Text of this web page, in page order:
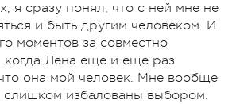
я сразу понял, что с ней мне не
и быть другим человеком. И
моментов за совместно
Лена еще и еще раз
она мой человек. Мне вообще
слишком избалованы выбором.